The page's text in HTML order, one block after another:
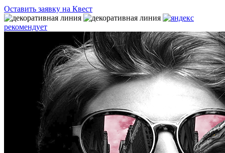
Оставить заявку на Квест
рекомендует